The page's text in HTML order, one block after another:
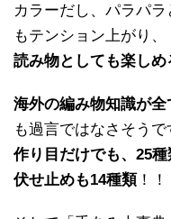
カラーだし、パラパ
もテンション上がり、
読み物としても楽しめ
海外の編み物知識が
も過言ではなさそうで
作り目だけでも、25種
伏せ止めも14種類！！